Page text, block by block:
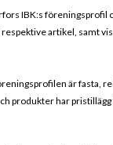
IBK:s föreningsprofil
artikel, samt
är fasta,
produkter har